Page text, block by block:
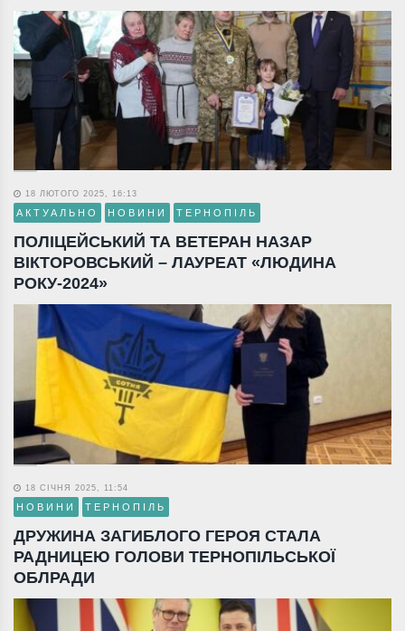
18 ЛЮТОГО 2025, 16:13
АКТУАЛЬНО НОВИНИ ТЕРНОПІЛЬ
ПОЛІЦЕЙСЬКИЙ ТА ВЕТЕРАН НАЗАР
ВІКТОРОВСЬКИЙ – ЛАУРЕАТ «ЛЮДИНА
РОКУ-2024»
18 СІЧНЯ 2025, 11:54
НОВИНИ ТЕРНОПІЛЬ
ДРУЖИНА ЗАГИБЛОГО ГЕРОЯ СТАЛА
РАДНИЦЕЮ ГОЛОВИ ТЕРНОПІЛЬСЬКОЇ
ОБЛРАДИ